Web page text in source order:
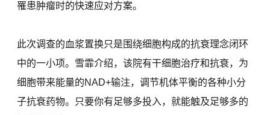
罹患肿瘤时的快速应对方案。
此次调查的血浆置换只是围绕细胞构成的抗衰理念闭环
中的一小项。雪霏介绍，该院有干细胞治疗和抗衰，为
细胞带来能量的NAD+输注，调节机体平衡的各种小分
子抗衰药物。只要你有足够多投入，就能触及足够多的